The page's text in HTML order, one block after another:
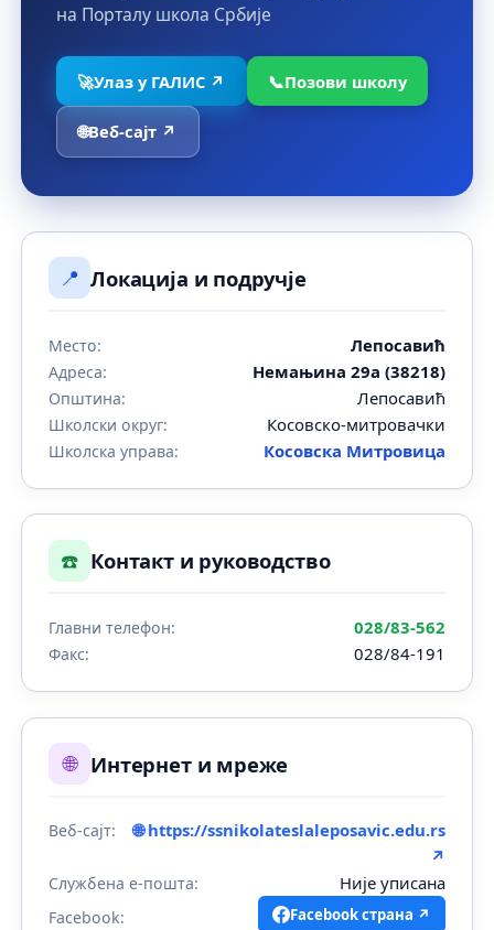
на Порталу школа Србије
🚀Улаз у ГАЛИС ↗ 📞Позови школу
🌐Веб-сајт ↗
📍 Локација и подручје
Место: Лепосавић
Адреса: Немањина 29а (38218)
Општина: Лепосавић
Школски округ: Косовско-митровачки
Школска управа: Косовска Митровица
☎️ Контакт и руководство
Главни телефон: 028/83-562
Факс: 028/84-191
🌐 Интернет и мреже
Веб-сајт:
🌐 https://ssnikolateslaleposavic.edu.rs
↗
Службена е-пошта: Није уписана
Facebook: Facebook страна ↗